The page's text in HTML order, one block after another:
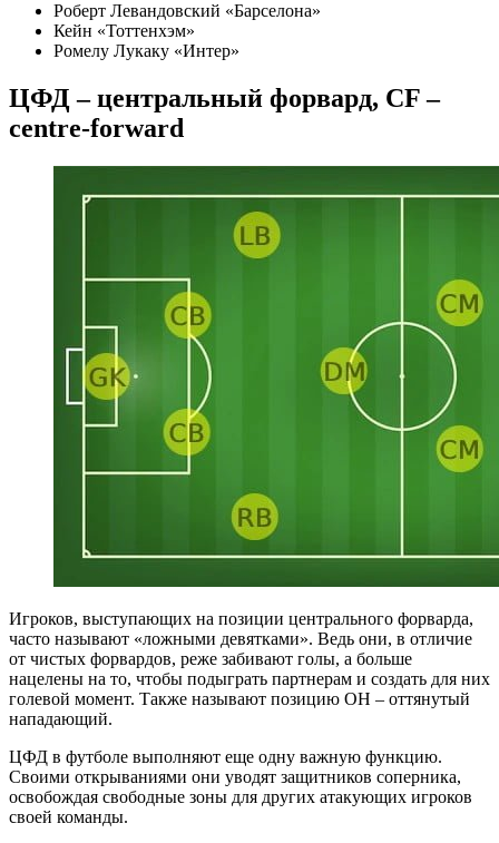
Роберт Левандовский «Барселона»
Кейн «Тоттенхэм»
Ромелу Лукаку «Интер»
ЦФД – центральный форвард, CF –
centre-forward
Игроков, выступающих на позиции центрального форварда,
часто называют «ложными девятками». Ведь они, в отличие
от чистых форвардов, реже забивают голы, а больше
нацелены на то, чтобы подыграть партнерам и создать для них
голевой момент. Также называют позицию ОН – оттянутый
нападающий.
ЦФД в футболе выполняют еще одну важную функцию.
Своими открываниями они уводят защитников соперника,
освобождая свободные зоны для других атакующих игроков
своей команды.